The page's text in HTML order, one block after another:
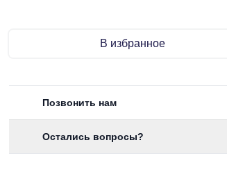
В избранное
Позвонить нам
Остались вопросы?